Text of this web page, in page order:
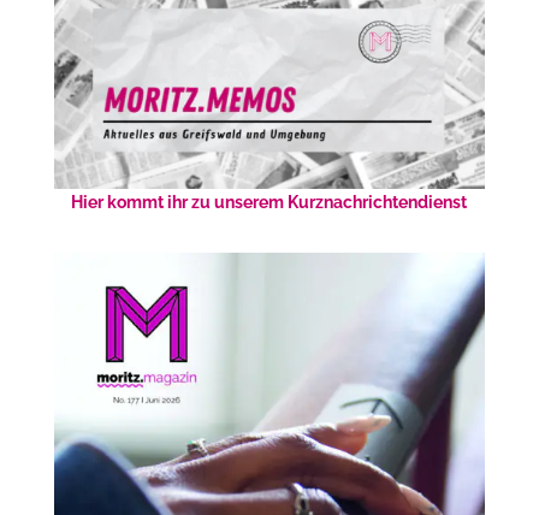
Hier kommt ihr zu unserem Kurznachrichtendienst